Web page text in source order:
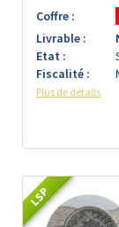
Coffre :
Livrable :
Etat :
Fiscalité :
Plus de détails
LSP